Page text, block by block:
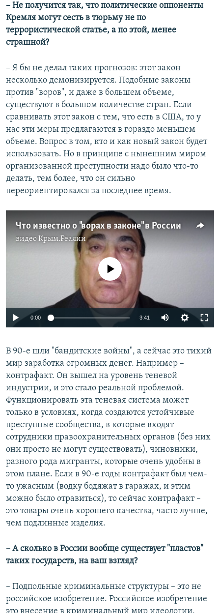
– Не получится так, что политические оппоненты
Кремля могут сесть в тюрьму не по
террористической статье, а по этой, менее
страшной?
– Я бы не делал таких прогнозов: этот закон
несколько демонизируется. Подобные законы
против "воров", и даже в большем объеме,
существуют в большом количестве стран. Если
сравнивать этот закон с тем, что есть в США, то у
нас эти меры предлагаются в гораздо меньшем
объеме. Вопрос в том, кто и как новый закон будет
использовать. Но в принципе с нынешним миром
организованной преступности надо было что-то
делать, тем более, что он сильно
переориентировался за последнее время.
Что известно о "ворах в законе" в России
видеоКрым.Реалии
No media source currently available
0:00 3:41
В 90-е шли "бандитские войны", а сейчас это тихий
мир заработка огромных денег. Например –
контрафакт. Он вышел на уровень теневой
индустрии, и это стало реальной проблемой.
Функционировать эта теневая система может
только в условиях, когда создаются устойчивые
преступные сообщества, в которые входят
сотрудники правоохранительных органов (без них
они просто не могут существовать), чиновники,
разного рода мигранты, которые очень удобны в
этом плане. Если в 90-е годы контрафакт был чем-
то ужасным (водку бодяжат в гаражах, и этим
можно было отравиться), то сейчас контрафакт –
это товары очень хорошего качества, часто лучше,
чем подлинные изделия.
– А сколько в России вообще существует "пластов"
таких государств, на ваш взгляд?
– Подпольные криминальные структуры – это не
российское изобретение. Российское изобретение –